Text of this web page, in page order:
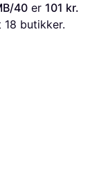
40 er 101 kr.
18 butikker.